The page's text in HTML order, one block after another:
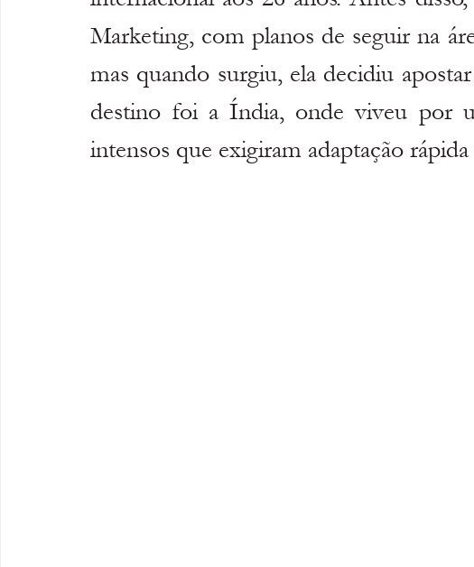
Marketing, com planos de seguir na
mas quando surgiu, ela decidiu
destino foi a Índia, onde viveu por
intensos que exigiram adaptação